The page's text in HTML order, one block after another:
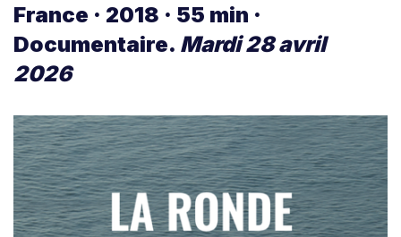
France · 2018 · 55 min ·
Documentaire. Mardi 28 avril
2026